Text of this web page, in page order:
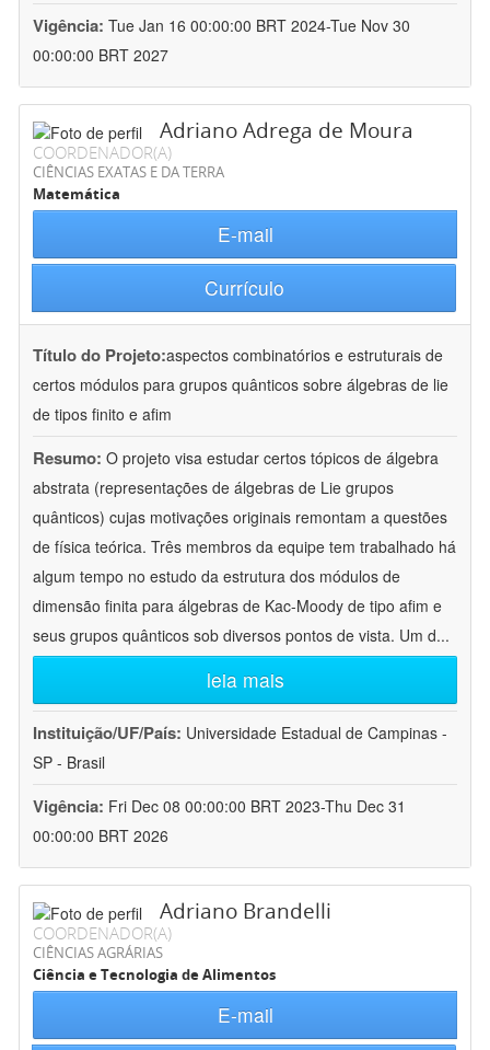
Vigência: Tue Jan 16 00:00:00 BRT 2024-Tue Nov 30
00:00:00 BRT 2027
Adriano Adrega de Moura
COORDENADOR(A)
CIÊNCIAS EXATAS E DA TERRA
Matemática
E-mail
Currículo
Título do Projeto:aspectos combinatórios e estruturais de
certos módulos para grupos quânticos sobre álgebras de lie
de tipos finito e afim
Resumo: O projeto visa estudar certos tópicos de álgebra
abstrata (representações de álgebras de Lie grupos
quânticos) cujas motivações originais remontam a questões
de física teórica. Três membros da equipe tem trabalhado há
algum tempo no estudo da estrutura dos módulos de
dimensão finita para álgebras de Kac-Moody de tipo afim e
seus grupos quânticos sob diversos pontos de vista. Um d...
leia mais
Instituição/UF/País: Universidade Estadual de Campinas -
SP - Brasil
Vigência: Fri Dec 08 00:00:00 BRT 2023-Thu Dec 31
00:00:00 BRT 2026
Adriano Brandelli
COORDENADOR(A)
CIÊNCIAS AGRÁRIAS
Ciência e Tecnologia de Alimentos
E-mail